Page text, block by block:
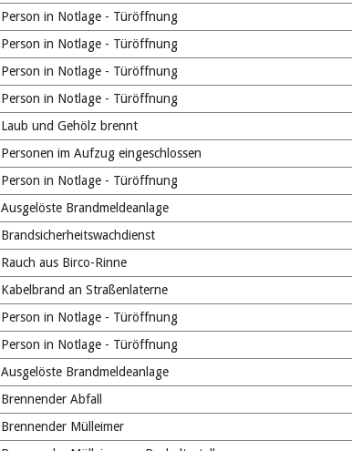
Person in Notlage - Türöffnung
Person in Notlage - Türöffnung
Person in Notlage - Türöffnung
Person in Notlage - Türöffnung
Laub und Gehölz brennt
Personen im Aufzug eingeschlossen
Person in Notlage - Türöffnung
Ausgelöste Brandmeldeanlage
Brandsicherheitswachdienst
Rauch aus Birco-Rinne
Kabelbrand an Straßenlaterne
Person in Notlage - Türöffnung
Person in Notlage - Türöffnung
Ausgelöste Brandmeldeanlage
Brennender Abfall
Brennender Mülleimer